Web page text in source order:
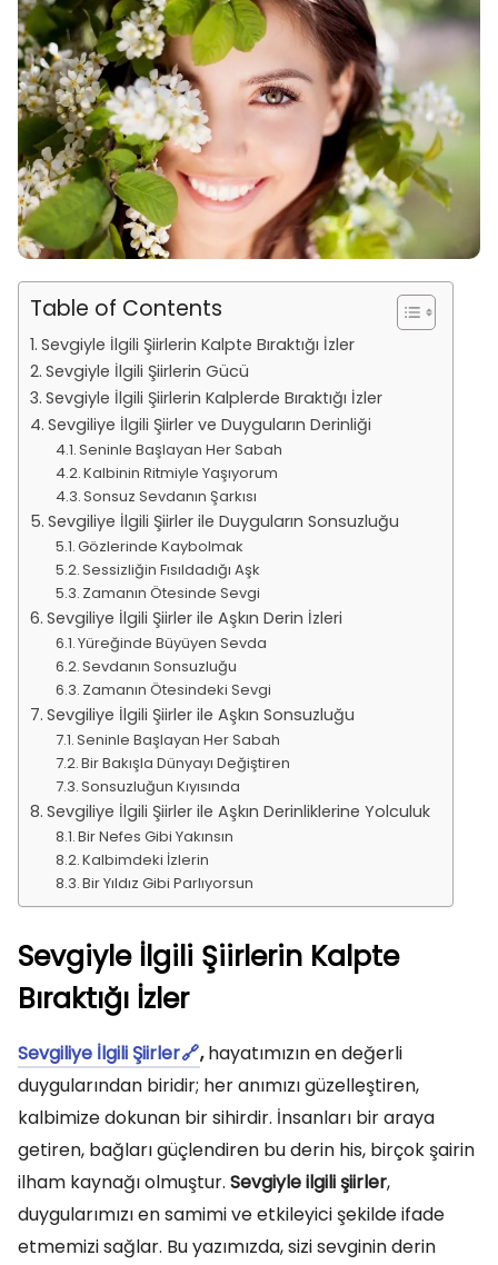
Table of Contents
Sevgiyle İlgili Şiirlerin Kalpte Bıraktığı İzler
Sevgiyle İlgili Şiirlerin Gücü
Sevgiyle İlgili Şiirlerin Kalplerde Bıraktığı İzler
Sevgiliye İlgili Şiirler ve Duyguların Derinliği
Seninle Başlayan Her Sabah
Kalbinin Ritmiyle Yaşıyorum
Sonsuz Sevdanın Şarkısı
Sevgiliye İlgili Şiirler ile Duyguların Sonsuzluğu
Gözlerinde Kaybolmak
Sessizliğin Fısıldadığı Aşk
Zamanın Ötesinde Sevgi
Sevgiliye İlgili Şiirler ile Aşkın Derin İzleri
Yüreğinde Büyüyen Sevda
Sevdanın Sonsuzluğu
Zamanın Ötesindeki Sevgi
Sevgiliye İlgili Şiirler ile Aşkın Sonsuzluğu
Seninle Başlayan Her Sabah
Bir Bakışla Dünyayı Değiştiren
Sonsuzluğun Kıyısında
Sevgiliye İlgili Şiirler ile Aşkın Derinliklerine Yolculuk
Bir Nefes Gibi Yakınsın
Kalbimdeki İzlerin
Bir Yıldız Gibi Parlıyorsun
Sevgiyle İlgili Şiirlerin Kalpte
Bıraktığı İzler
Sevgiliye İlgili Şiirler ,hayatımızın en değerli
duygularından biridir; her anımızı güzelleştiren,
kalbimize dokunan bir sihirdir. İnsanları bir araya
getiren, bağları güçlendiren bu derin his, birçok şairin
ilham kaynağı olmuştur. Sevgiyle ilgili şiirler,
duygularımızı en samimi ve etkileyici şekilde ifade
etmemizi sağlar. Bu yazımızda, sizi sevginin derin